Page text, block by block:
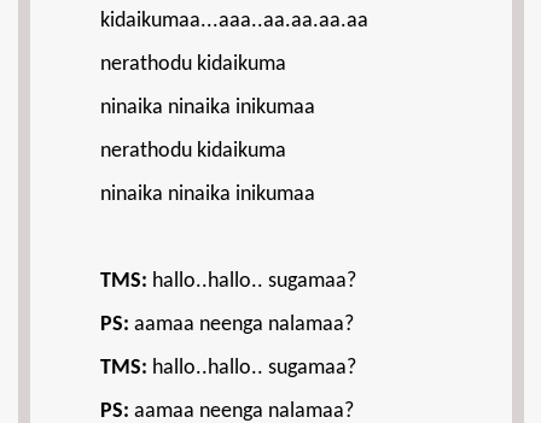
kidaikumaa...aaa..aa.aa.aa.aa
nerathodu kidaikuma
ninaika ninaika inikumaa
nerathodu kidaikuma
ninaika ninaika inikumaa
TMS: hallo..hallo.. sugamaa?
PS: aamaa neenga nalamaa?
TMS: hallo..hallo.. sugamaa?
PS: aamaa neenga nalamaa?